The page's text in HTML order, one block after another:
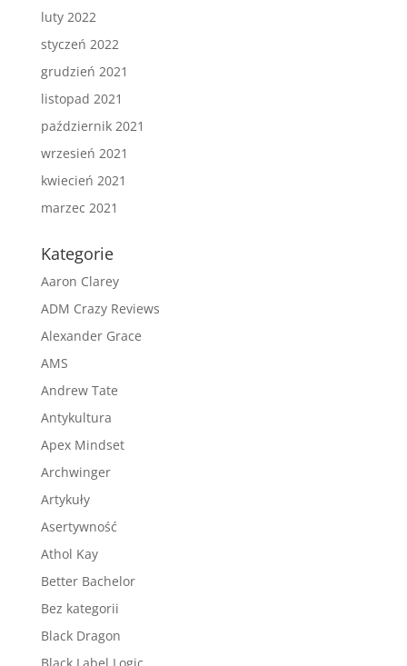
luty 2022
styczeń 2022
grudzień 2021
listopad 2021
październik 2021
wrzesień 2021
kwiecień 2021
marzec 2021
Kategorie
Aaron Clarey
ADM Crazy Reviews
Alexander Grace
AMS
Andrew Tate
Antykultura
Apex Mindset
Archwinger
Artykuły
Asertywność
Athol Kay
Better Bachelor
Bez kategorii
Black Dragon